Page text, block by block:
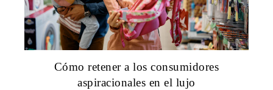
Cómo retener a los consumidores
aspiracionales en el lujo